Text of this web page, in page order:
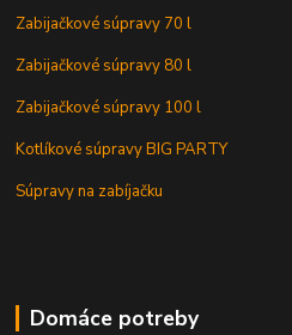
Zabijačkové súpravy 70 l
Zabijačkové súpravy 80 l
Zabijačkové súpravy 100 l
Kotlíkové súpravy BIG PARTY
Súpravy na zabíjačku
Domáce potreby